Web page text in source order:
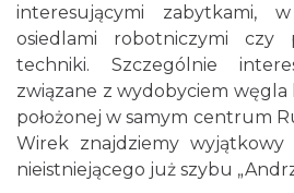
interesującymi zabytkami,
osiedlami robotniczymi czy
techniki. Szczególnie
związane z wydobyciem
położonej w samym centrum
Wirek znajdziemy wyjątkowy
nieistniejącego już szybu